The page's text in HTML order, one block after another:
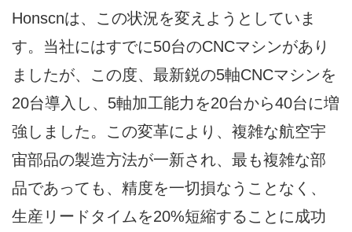
Honscnは、この状況を変えようとしていま
す。当社にはすでに50台のCNCマシンがあり
ましたが、この度、最新鋭の5軸CNCマシンを
20台導入し、5軸加工能力を20台から40台に増
強しました。この変革により、複雑な航空宇
宙部品の製造方法が一新され、最も複雑な部
品であっても、精度を一切損なうことなく、
生産リードタイムを20%短縮することに成功